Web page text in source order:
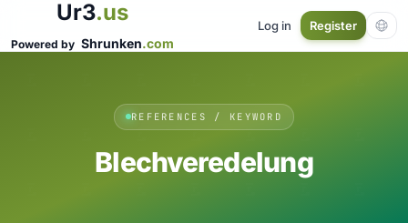
Ur3.us
Powered by Shrunken.com
Log in Register
REFERENCES / KEYWORD
Blechveredelung